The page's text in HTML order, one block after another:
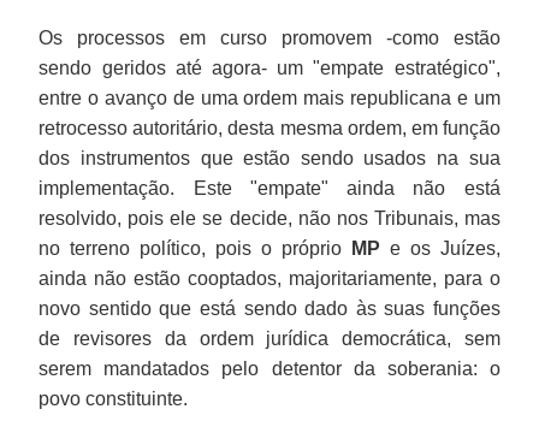
Os processos em curso promovem -como estão
sendo geridos até agora- um "empate estratégico",
entre o avanço de uma ordem mais republicana e um
retrocesso autoritário, desta mesma ordem, em função
dos instrumentos que estão sendo usados na sua
implementação. Este "empate" ainda não está
resolvido, pois ele se decide, não nos Tribunais, mas
no terreno político, pois o próprio
MP e os Juízes,
ainda não estão cooptados, majoritariamente, para o
novo sentido que está sendo dado às suas funções
de revisores da ordem jurídica democrática, sem
serem mandatados pelo detentor da soberania: o
povo constituinte.